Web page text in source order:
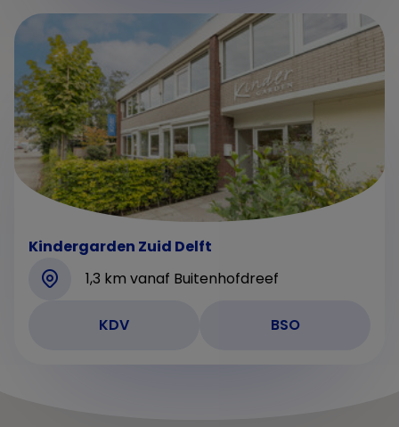
Kindergarden Zuid Delft
1,3 km vanaf Buitenhofdreef
KDV BSO